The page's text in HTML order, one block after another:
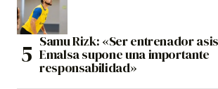
Samu Rizk: «Ser entrenador
Emalsa supone una importante
responsabilidad»